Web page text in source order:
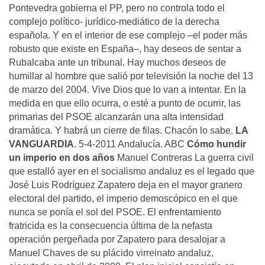
Pontevedra gobierna el PP, pero no controla todo el
complejo político- jurídico-mediático de la derecha
española. Y en el interior de ese complejo –el poder más
robusto que existe en España–, hay deseos de sentar a
Rubalcaba ante un tribunal. Hay muchos deseos de
humillar al hombre que salió por televisión la noche del 13
de marzo del 2004. Vive Dios que lo van a intentar. En la
medida en que ello ocurra, o esté a punto de ocurrir, las
primarias del PSOE alcanzarán una alta intensidad
dramática. Y habrá un cierre de filas. Chacón lo sabe. LA
VANGUARDIA. 5-4-2011 Andalucía. ABC Cómo hundir
un imperio en dos años Manuel Contreras La guerra civil
que estalló ayer en el socialismo andaluz es el legado que
José Luis Rodríguez Zapatero deja en el mayor granero
electoral del partido, el imperio demoscópico en el que
nunca se ponía el sol del PSOE. El enfrentamiento
fratricida es la consecuencia última de la nefasta
operación pergeñada por Zapatero para desalojar a
Manuel Chaves de su plácido virreinato andaluz,